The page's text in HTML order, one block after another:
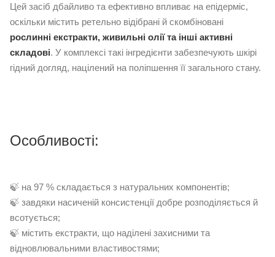
Цей засіб дбайливо та ефективно впливає на епідерміс,
оскільки містить ретельно відібрані й скомбіновані
рослинні екстракти, живильні олії та інші активні
складові. У комплексі такі інгредієнти забезпечують шкірі
гідний догляд, націлений на поліпшення її загального стану.
Особливості:
🍃 на 97 % складається з натуральних компонентів;
🍃 завдяки насиченій консистенції добре розподіляється й
всотується;
🍃 містить екстракти, що наділені захисними та
відновлювальними властивостями;